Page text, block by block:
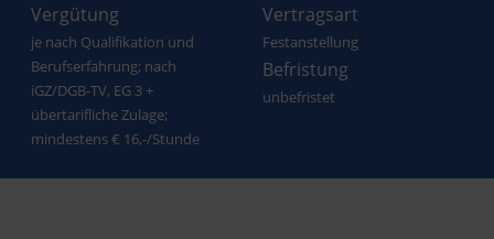
Vergütung
je nach Qualifikation und
Berufserfahrung; nach
iGZ/DGB-TV, EG 3 +
übertarifliche Zulage;
mindestens € 16,-/Stunde
Vertragsart
Festanstellung
Befristung
unbefristet